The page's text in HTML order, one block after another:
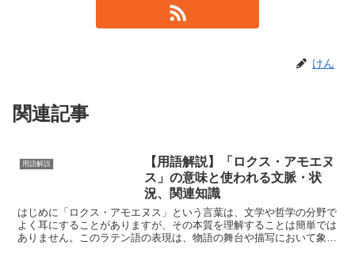
けん
関連記事
用語解説
【用語解説】「ロクス・アモエヌ
ス」の意味と使われる文脈・状
況、関連知識
はじめに「ロクス・アモエヌス」という言葉は、文学や哲学の分野で
よく耳にすることがありますが、その本質を理解することは簡単では
ありません。このラテン語の表現は、物語の舞台や描写において象徴